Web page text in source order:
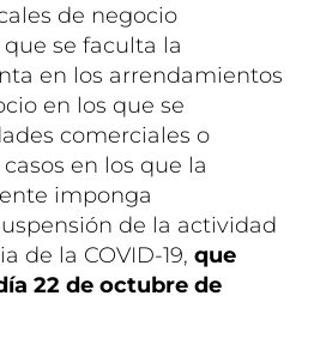
de negocio
se faculta la
en los arrendamientos
en los que se
comerciales o
en los que la
imponga
de la actividad
de la COVID-19,que
22 de octubre de